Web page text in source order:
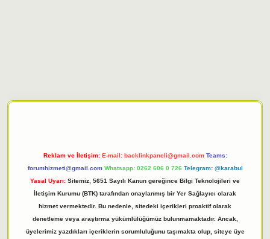
Reklam ve İletişim: E-mail: backlinkpaneli@gmail.com Teams:
forumhizmeti@gmail.com Whatsapp: 0262 606 0 726 Telegram: @karabul
Yasal Uyarı: Sitemiz, 5651 Sayılı Kanun gereğince Bilgi Teknolojileri ve
İletişim Kurumu (BTK) tarafından onaylanmış bir Yer Sağlayıcı olarak
hizmet vermektedir. Bu nedenle, sitedeki içerikleri proaktif olarak
denetleme veya araştırma yükümlülüğümüz bulunmamaktadır. Ancak,
üyelerimiz yazdıkları içeriklerin sorumluluğunu taşımakta olup, siteye üye